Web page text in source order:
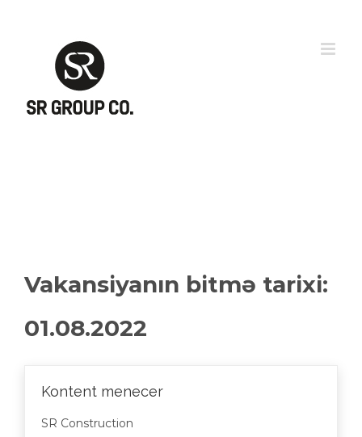
Vakansiyanın bitmə tarixi:
01.08.2022
Kontent menecer
SR Construction